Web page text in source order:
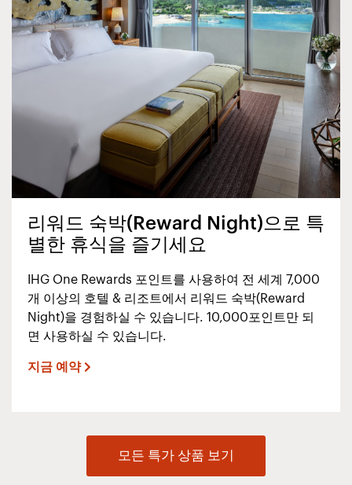
리워드 숙박(Reward Night)으로 특
별한 휴식을 즐기세요
IHG One Rewards 포인트를 사용하여 전 세계 7,000
개 이상의 호텔 & 리조트에서 리워드 숙박(Reward
Night)을 경험하실 수 있습니다. 10,000포인트만 되
면 사용하실 수 있습니다.
지금 예약
모든 특가 상품 보기